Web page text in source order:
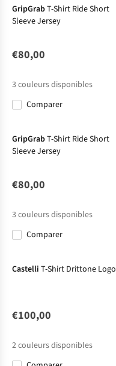
GripGrabT-Shirt Ride Short
Sleeve Jersey
€80,00
3couleurs disponibles
Comparer
GripGrabT-Shirt Ride Short
Sleeve Jersey
€80,00
3couleurs disponibles
Comparer
Castelli T-Shirt Drittone Logo
€100,00
2couleurs disponibles